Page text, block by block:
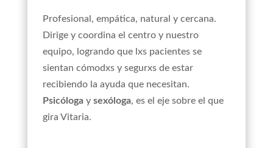
Profesional, empática, natural y cercana.
Dirige y coordina el centro y nuestro
equipo, logrando que lxs pacientes se
sientan cómodxs y segurxs de estar
recibiendo la ayuda que necesitan.
Psicólogay sexóloga, es el eje sobre el que
gira Vitaria.